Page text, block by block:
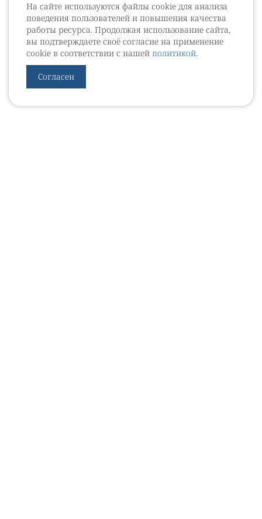
На сайте используются файлы cookie для анализа
поведения пользователей и повышения качества
работы ресурса. Продолжая использование сайта,
вы подтверждаете своё согласие на применение
cookie в соответствии с нашей политикой.
Согласен